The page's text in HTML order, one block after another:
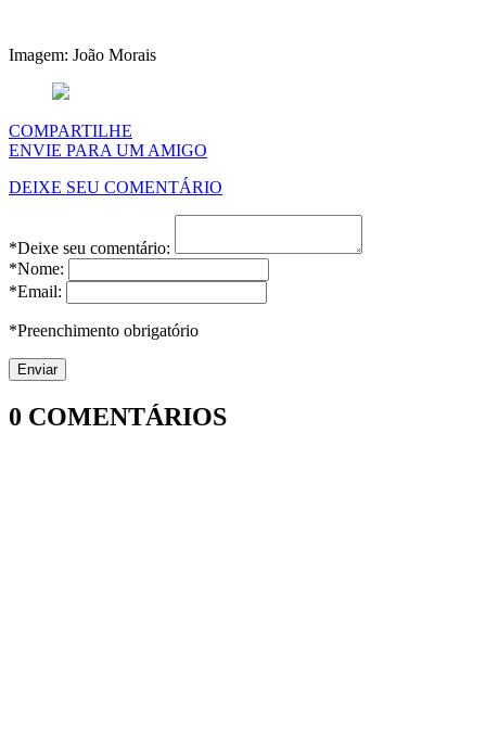
Imagem: João Morais
COMPARTILHE
ENVIE PARA UM AMIGO
DEIXE SEU COMENTÁRIO
*Deixe seu comentário:
*Nome:
*Email:
*Preenchimento obrigatório
0 COMENTÁRIOS